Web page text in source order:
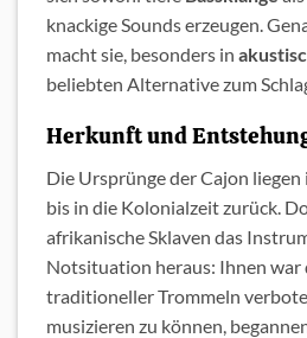
knackige Sounds erzeugen.
macht sie, besonders in
beliebten Alternative zum
Herkunft und
Die Ursprünge der Cajon
bis in die Kolonialzeit zurück.
afrikanische Sklaven das
Notsituation heraus: Ihnen war
traditioneller Trommeln
musizieren zu können,